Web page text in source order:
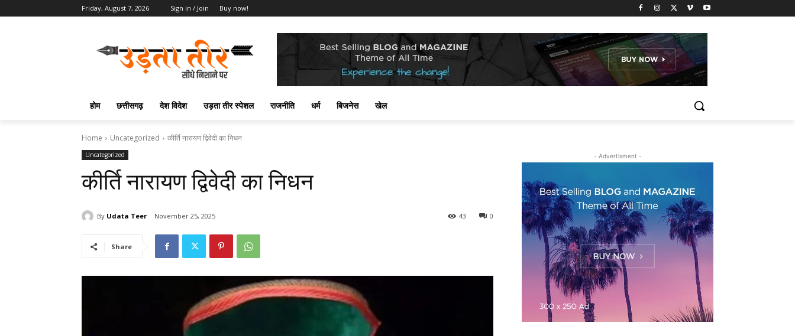
Friday, August 7, 2026 Sign in / Join Buy now!
होम छत्तीसगढ़ देश विदेश उड़ता तीर स्पेशल राजनीति धर्म बिजनेस खेल
Home Uncategorized कीर्ति नारायण द्विवेदी का निधन
Uncategorized
कीर्ति नारायण द्विवेदी का निधन
By Udata Teer November 25, 2025 0
43
Share
- Advertisment -